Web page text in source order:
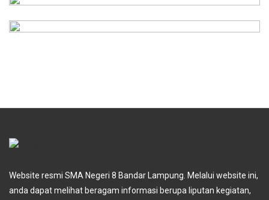
Keamanan/Satpam
S.Pd
Website resmi SMA Negeri 8 Bandar Lampung. Melalui website ini,
anda dapat melihat beragam informasi berupa liputan kegiatan,